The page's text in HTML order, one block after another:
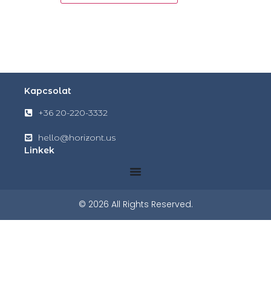
Kapcsolat
+36 20-220-3332
hello@horizont.us
Linkek
© 2026 All Rights Reserved.